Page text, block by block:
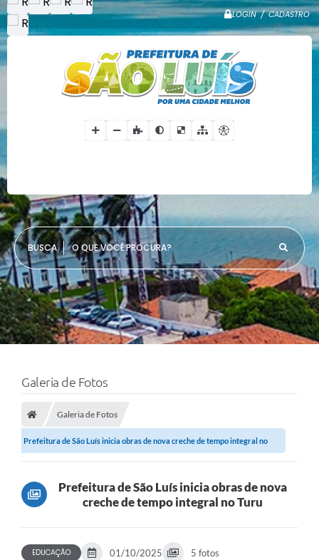
LOGIN / CADASTRO
O QUE VOCÊ PROCURA?
Galeria de Fotos
Galeria de Fotos
Prefeitura de São Luís inicia obras de nova creche de tempo integral no
Prefeitura de São Luís inicia obras de nova
creche de tempo integral no Turu
EDUCAÇÃO 01/10/2025 5 fotos